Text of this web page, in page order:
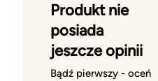
Produkt nie
posiada
jeszcze opinii
Bądź pierwszy - oceń